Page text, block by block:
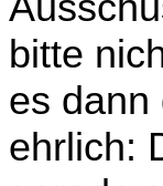
bitte
es dann
ehrlich: